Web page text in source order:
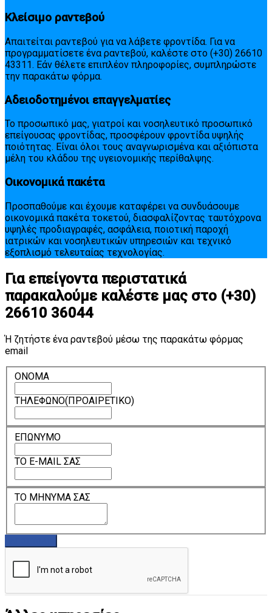
Κλείσιμο ραντεβού
Απαιτείται ραντεβού για να λάβετε φροντίδα. Για να
προγραμματίσετε ένα ραντεβού, καλέστε στο (+30) 26610
43311. Εάν θέλετε επιπλέον πληροφορίες, συμπληρώστε
την παρακάτω φόρμα.
Αδειοδοτημένοι επαγγελματίες
Το προσωπικό μας, γιατροί και νοσηλευτικό προσωπικό
επείγουσας φροντίδας, προσφέρουν φροντίδα υψηλής
ποιότητας. Είναι όλοι τους αναγνωρισμένα και αξιόπιστα
μέλη του κλάδου της υγειονομικής περίθαλψης.
Οικονομικά πακέτα
Προσπαθούμε και έχουμε καταφέρει να συνδυάσουμε
οικονομικά πακέτα τοκετού, διασφαλίζοντας ταυτόχρονα
υψηλές προδιαγραφές, ασφάλεια, ποιοτική παροχή
ιατρικών και νοσηλευτικών υπηρεσιών και τεχνικό
εξοπλισμό τελευταίας τεχνολογίας.
Για επείγοντα περιστατικά
παρακαλούμε καλέστε μας στο (+30)
26610 36044
Ή ζητήστε ένα ραντεβού μέσω της παρακάτω φόρμας
email
ΟΝΟΜΑ
ΤΗΛΕΦΩΝΟ(ΠΡΟΑΙΡΕΤΙΚΟ)
ΕΠΩΝΥΜΟ
ΤΟ E-MAIL ΣΑΣ
ΤΟ ΜΗΝΥΜΑ ΣΑΣ